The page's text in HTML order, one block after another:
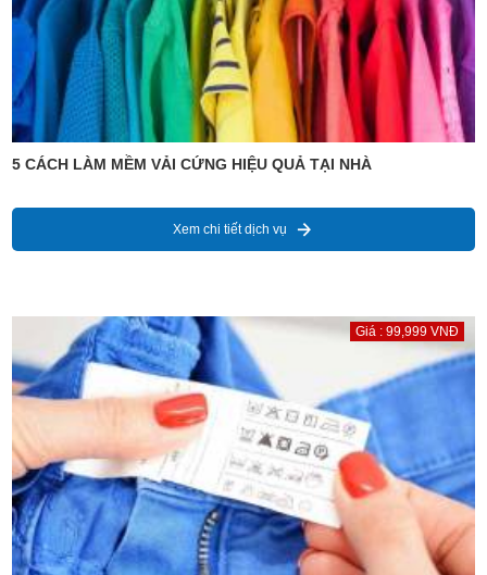
5 CÁCH LÀM MỀM VẢI CỨNG HIỆU QUẢ TẠI NHÀ
Xem chi tiết dịch vụ
Giá : 99,999 VNĐ